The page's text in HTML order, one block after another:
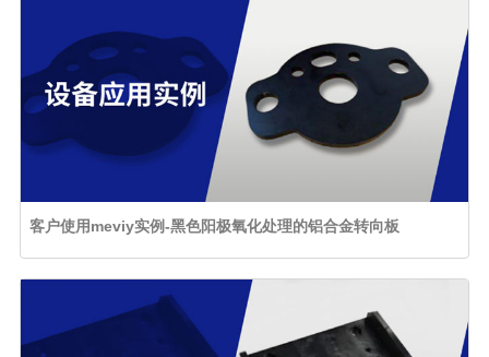
客户使用meviy实例-黑色阳极氧化处理的铝合金转向板